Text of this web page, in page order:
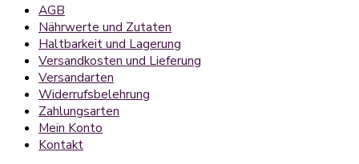
AGB
Nährwerte und Zutaten
Haltbarkeit und Lagerung
Versandkosten und Lieferung
Versandarten
Widerrufsbelehrung
Zahlungsarten
Mein Konto
Kontakt